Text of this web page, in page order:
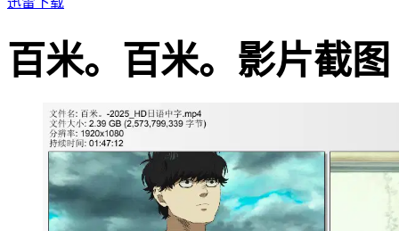
百米。百米。影片截图 ·